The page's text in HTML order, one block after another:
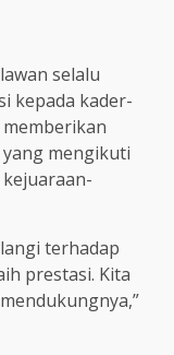
selalu
kepada kader-
mengikuti
terhadap
prestasi. Kita